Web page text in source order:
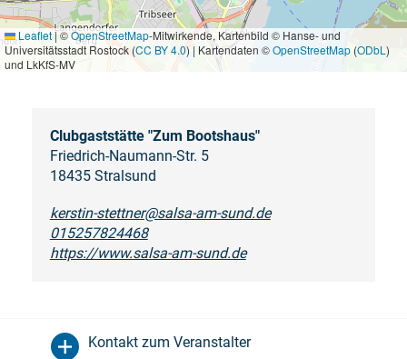
Leaflet|©OpenStreetMap-Mitwirkende, Kartenbild © Hanse- und
Universitätsstadt Rostock (CC BY 4.0) | Kartendaten ©OpenStreetMap (ODbL )
und LkKfS-MV
Clubgaststätte "Zum Bootshaus"
Friedrich-Naumann-Str. 5
18435 Stralsund
kerstin-stettner@salsa-am-sund.de
015257824468
https://www.salsa-am-sund.de
Kontakt zum Veranstalter